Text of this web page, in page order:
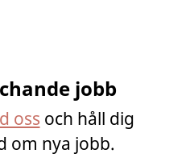
jobb
oss och håll dig
om nya jobb.